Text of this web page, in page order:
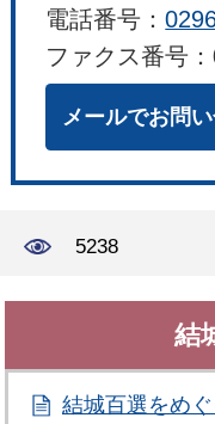
電話番号：
ファクス番号
メールでお問
5238
結
結城百選をめ